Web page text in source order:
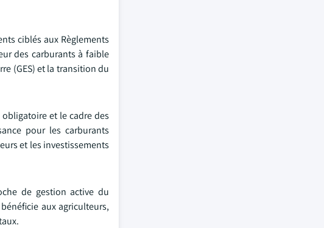
ciblés aux Règlements
des carburants à faible
(GES) et la transition du
et le cadre des
pour les carburants
et les investissements
de gestion active du
aux agriculteurs,